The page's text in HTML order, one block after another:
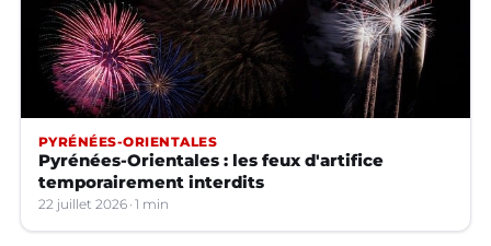
PYRÉNÉES-ORIENTALES
Pyrénées-Orientales : les feux d'artifice
temporairement interdits
22 juillet 2026 1 min